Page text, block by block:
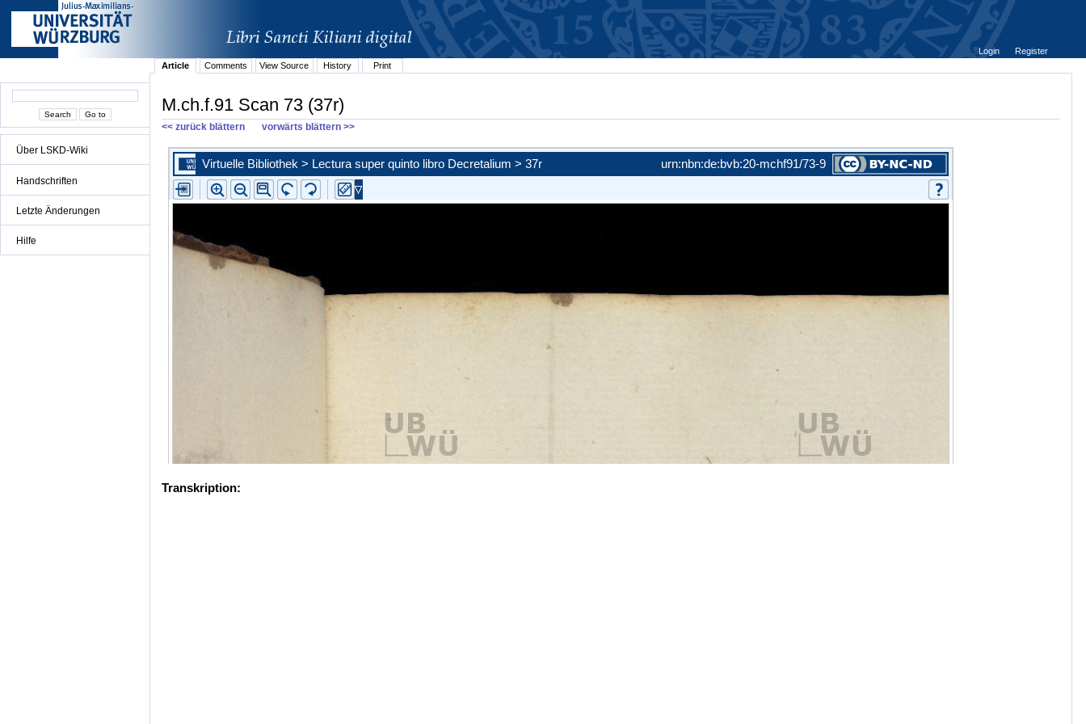
Über LSKD-Wiki
Handschriften
Letzte Änderungen
Hilfe
Login
Register
Article
Comments View Source History Print
M.ch.f.91 Scan 73 (37r)
<< zurück blättern vorwärts blättern >>
Transkription: